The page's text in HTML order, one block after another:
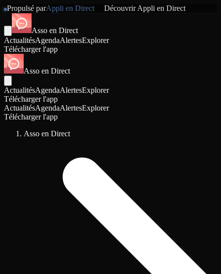
Propulsé parAppli en Direct DécouvrirAppli en Direct
Asso en Direct
ActualitésAgendaAlertesExplorer
Télécharger l'app
Asso en Direct
ActualitésAgendaAlertesExplorer
Télécharger l'app
ActualitésAgendaAlertesExplorer
Télécharger l'app
Asso en Direct